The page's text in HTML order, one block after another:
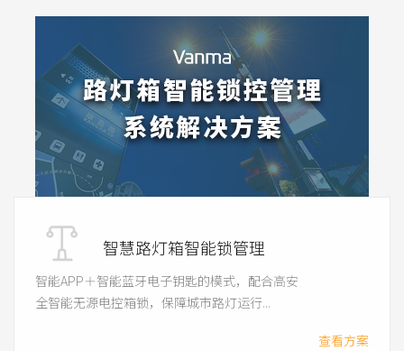
智慧路灯箱智能锁管理
智能APP＋智能蓝牙电子钥匙的模式，配合高安
全智能无源电控箱锁，保障城市路灯运行...
查看方案